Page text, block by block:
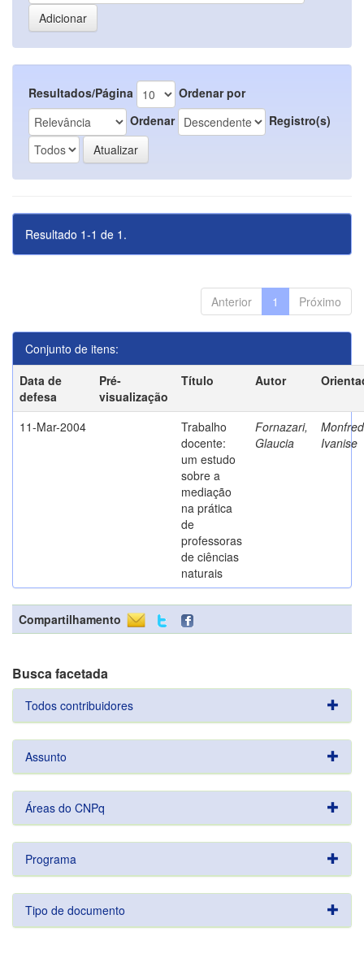
Resultados/Página
Ordenar por
Ordenar
Registro(s)
Resultado 1-1 de 1.
Anterior 1 Próximo
Conjunto de itens:
Data de
defesa
Pré-
visualização
Título Autor
11-Mar-2004
Trabalho
docente:
um estudo
sobre a
mediação
na prática
de
professoras
de ciências
naturais
Fornazari,
Glaucia
Ivanise
Compartilhamento
Busca facetada
Todos contribuidores
Assunto
Áreas do CNPq
Programa
Tipo de documento